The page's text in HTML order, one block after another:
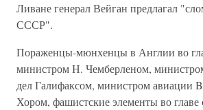
Ливане генерал Вейган предлагал
СССР".
Пораженцы-мюнхенцы в Англии во
министром Н. Чемберленом,
дел Галифаксом, министром авиации
Хором, фашистские элементы во